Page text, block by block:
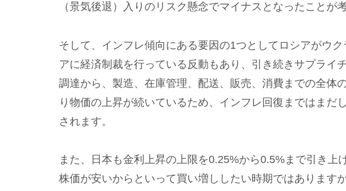
（景気後退）入りのリスク懸念でマイナスとなったことが
そして、インフレ傾向にある要因の1つとしてロシアがウ
アに経済制裁を行っている反動もあり、引き続きサプライ
調達から、製造、在庫管理、配送、販売、消費までの全体
り物価の上昇が続いているため、インフレ回復まではまだ
されます。
また、日本も金利上昇の上限を0.25%から0.5%まで引き上
株価が安いからといって買い増ししたい時期ではあります